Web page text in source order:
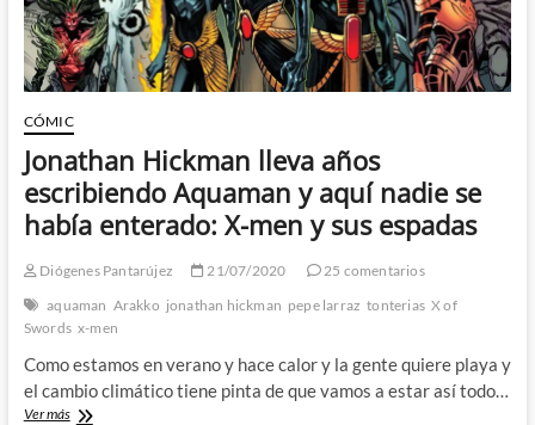
al
cielo
CÓMIC
Jonathan Hickman lleva años
escribiendo Aquaman y aquí nadie se
había enterado: X-men y sus espadas
Diógenes Pantarújez 21/07/2020
25 comentarios
aquaman Arakko jonathan hickman pepe larraz tonterias X of
Swords x-men
Como estamos en verano y hace calor y la gente quiere playa y
el cambio climático tiene pinta de que vamos a estar así todo…
Ver másJonathan